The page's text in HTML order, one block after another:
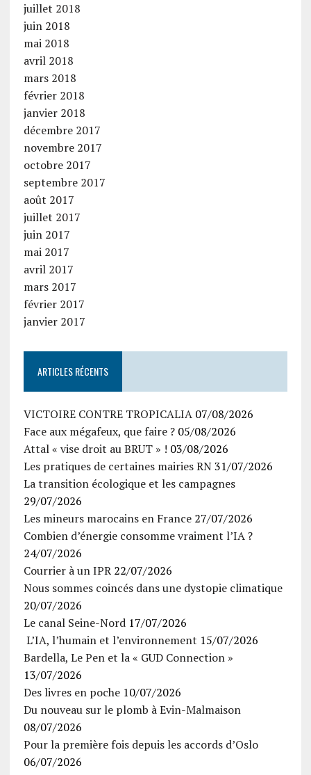
juillet 2018
juin 2018
mai 2018
avril 2018
mars 2018
février 2018
janvier 2018
décembre 2017
novembre 2017
octobre 2017
septembre 2017
août 2017
juillet 2017
juin 2017
mai 2017
avril 2017
mars 2017
février 2017
janvier 2017
ARTICLES RÉCENTS
VICTOIRE CONTRE TROPICALIA 07/08/2026
Face aux mégafeux, que faire ? 05/08/2026
Attal « vise droit au BRUT » ! 03/08/2026
Les pratiques de certaines mairies RN 31/07/2026
La transition écologique et les campagnes
29/07/2026
Les mineurs marocains en France 27/07/2026
Combien d’énergie consomme vraiment l’IA ?
24/07/2026
Courrier à un IPR 22/07/2026
Nous sommes coincés dans une dystopie climatique
20/07/2026
Le canal Seine-Nord 17/07/2026
L’IA, l’humain et l’environnement 15/07/2026
Bardella, Le Pen et la « GUD Connection »
13/07/2026
Des livres en poche 10/07/2026
Du nouveau sur le plomb à Evin-Malmaison
08/07/2026
Pour la première fois depuis les accords d’Oslo
06/07/2026